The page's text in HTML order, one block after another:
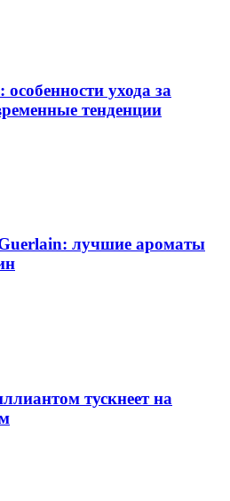
ухода за
тенденции
лучшие ароматы
тускнеет на